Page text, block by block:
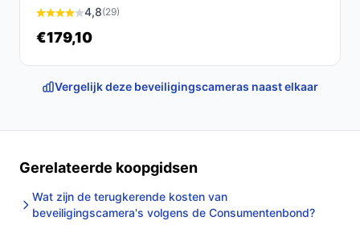
4,8(29)
€179,10
Vergelijk deze beveiligingscameras naast elkaar
Gerelateerde koopgidsen
Wat zijn de terugkerende kosten van
beveiligingscamera's volgens de Consumentenbond?